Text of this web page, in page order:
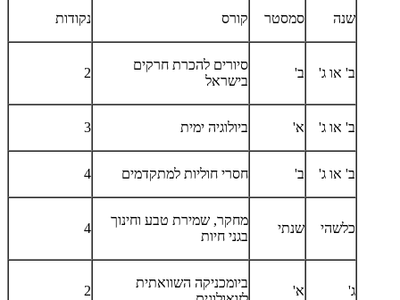
שנה סמסטר קורס נקודות
ב' או ג' ב'
סיורים להכרת חרקים
בישראל
2
ב' או ג' א' ביולוגיה ימית 3
ב' או ג' ב' חסרי חוליות למתקדמים 4
כלשהי שנתי
מחקר, שמירת טבע וחינוך
בגני חיות
4
ג' א'
ביומכניקה השוואתית
2